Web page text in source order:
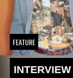
FEATURE